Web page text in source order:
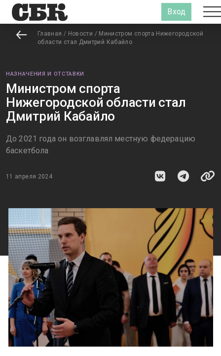
Вход
Главная / Новости / Министром спорта Нижегородской
области стал Дмитрий Кабайло
НАЗНАЧЕНИЯ И ОТСТАВКИ
Министром спорта
Нижегородской области стал
Дмитрий Кабайло
До 2021 года он возглавлял местную федерацию
баскетбола
11 апреля 2024